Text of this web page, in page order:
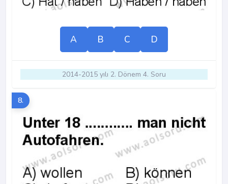
A B C D
2014-2015 yılı 2. Dönem 4. Soru
8.